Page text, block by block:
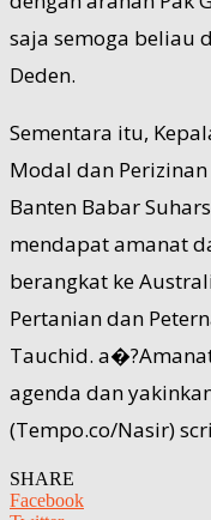
saja semoga beliau
Deden.
Sementara itu,
Modal dan
Banten Babar
mendapat amanat
berangkat ke
Pertanian dan
Tauchid.
agenda dan
(Tempo.co/Nasir)
SHARE
Facebook